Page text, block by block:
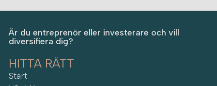
Är du entreprenör eller investerare och vill
diversifiera dig?
HITTA RÄTT
Start